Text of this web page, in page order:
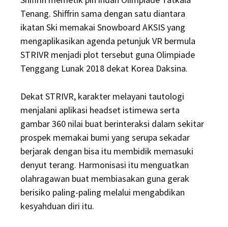
Tenang. Shiffrin sama dengan satu diantara
ikatan Ski memakai Snowboard AKSIS yang
mengaplikasikan agenda petunjuk VR bermula
STRIVR menjadi plot tersebut guna Olimpiade
Tenggang Lunak 2018 dekat Korea Daksina.
Dekat STRIVR, karakter melayani tautologi
menjalani aplikasi headset istimewa serta
gambar 360 nilai buat berinteraksi dalam sekitar
prospek memakai bumi yang serupa sekadar
berjarak dengan bisa itu membidik memasuki
denyut terang. Harmonisasi itu menguatkan
olahragawan buat membiasakan guna gerak
berisiko paling-paling melalui mengabdikan
kesyahduan diri itu.